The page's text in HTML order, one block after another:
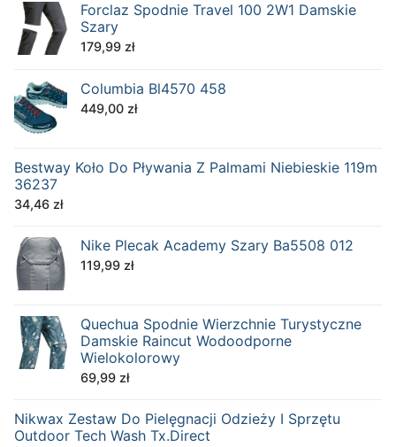
Forclaz Spodnie Travel 100 2W1 Damskie
Szary
179,99 zł
Columbia Bl4570 458
449,00 zł
Bestway Koło Do Pływania Z Palmami Niebieskie 119m
36237
34,46 zł
Nike Plecak Academy Szary Ba5508 012
119,99 zł
Quechua Spodnie Wierzchnie Turystyczne
Damskie Raincut Wodoodporne
Wielokolorowy
69,99 zł
Nikwax Zestaw Do Pielęgnacji Odzieży I Sprzętu
Outdoor Tech Wash Tx.Direct